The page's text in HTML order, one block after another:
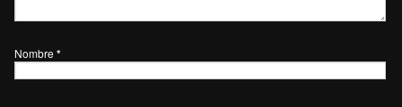
Nombre *